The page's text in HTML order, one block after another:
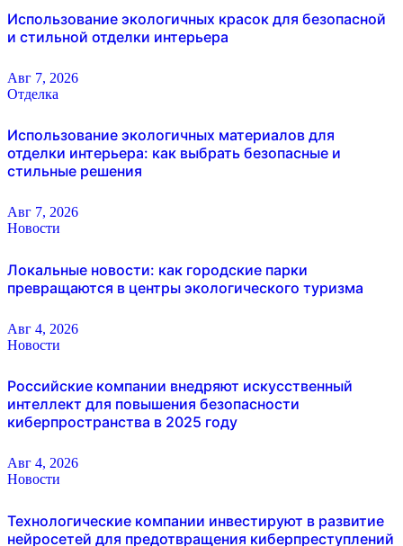
Использование экологичных красок для безопасной
и стильной отделки интерьера
Авг 7, 2026
Отделка
Использование экологичных материалов для
отделки интерьера: как выбрать безопасные и
стильные решения
Авг 7, 2026
Новости
Локальные новости: как городские парки
превращаются в центры экологического туризма
Авг 4, 2026
Новости
Российские компании внедряют искусственный
интеллект для повышения безопасности
киберпространства в 2025 году
Авг 4, 2026
Новости
Технологические компании инвестируют в развитие
нейросетей для предотвращения киберпреступлений